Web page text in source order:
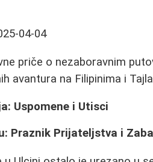
04-04
priče o nezaboravnim
avantura na Filipinima i
Uspomene i Utisci
Praznik Prijateljstva i